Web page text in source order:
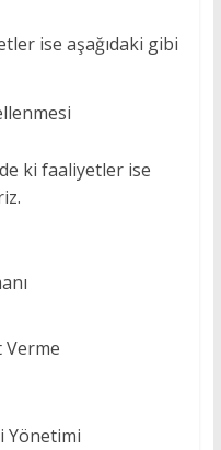
ise aşağıdaki gibi
ki faaliyetler ise
Verme
Yönetimi